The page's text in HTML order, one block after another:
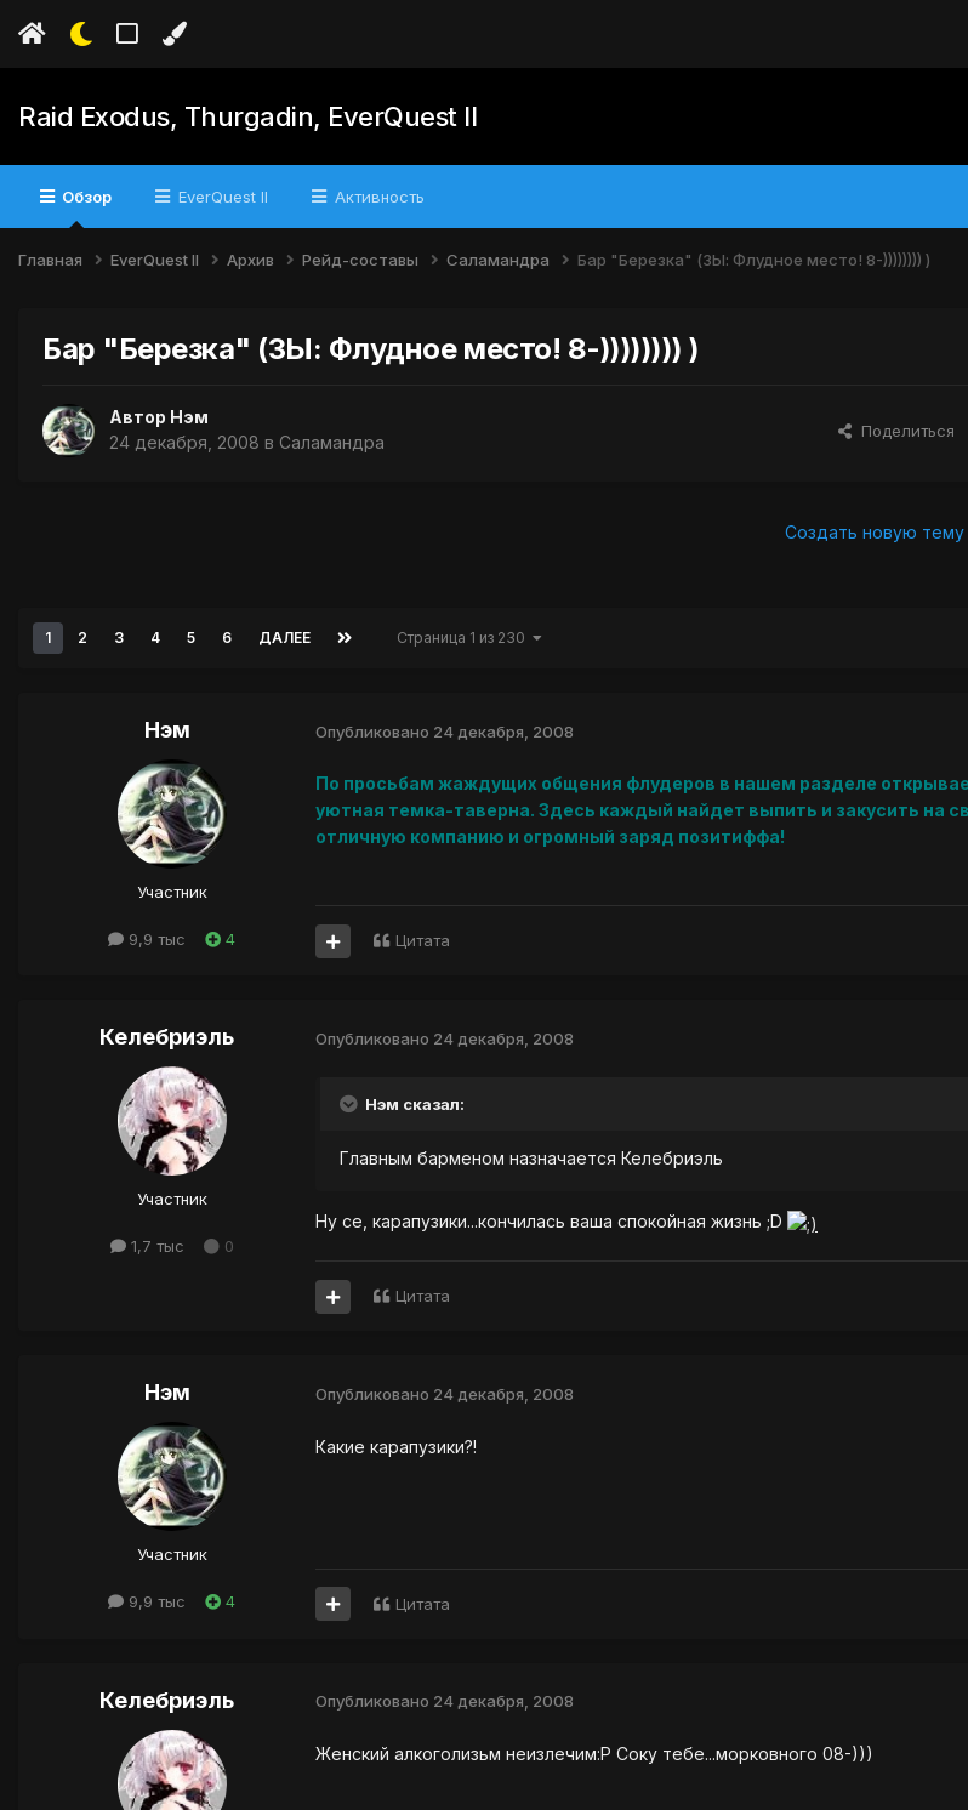
Raid Exodus, Thurgadin, EverQuest II
Обзор EverQuest II Активность
Главная EverQuest II Архив Рейд-составы Саламандра Бар "Березка" (ЗЫ: Флудное место! 8-)))))))) )
Бар "Березка" (ЗЫ: Флудное место! 8-)))))))) )
Автор Нэм
24 декабря, 2008 в Саламандра
Поделиться
Создать новую тему
1 2 3 4 5 6 ДАЛЕЕ Страница 1 из 230
Нэм
Участник
9,9 тыс 4
Опубликовано 24 декабря, 2008
По просьбам жаждущих общения флудеров в нашем разделе
уютная темка-таверна. Здесь каждый найдет выпить и закусить на
отличную компанию и огромный заряд позитиффа!
Цитата
Келебриэль
Участник
1,7 тыс 0
Опубликовано 24 декабря, 2008
Нэм сказал:
Главным барменом назначается Келебриэль
Ну се, карапузики...кончилась ваша спокойная жизнь ;D
Цитата
Нэм
Участник
9,9 тыс 4
Опубликовано 24 декабря, 2008
Какие карапузики?!
Цитата
Келебриэль Опубликовано 24 декабря, 2008
Женский алкоголизьм неизлечим:Р Соку тебе...морковного 08-)))